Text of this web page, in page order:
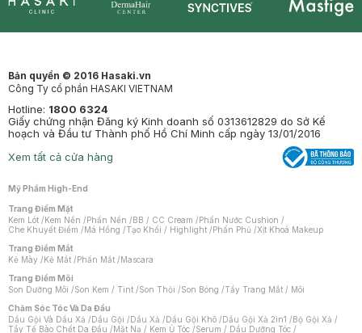
Bản quyền © 2016 Hasaki.vn
Công Ty cổ phần HASAKI VIETNAM
Hotline: 1800 6324
Giấy chứng nhận Đăng ký Kinh doanh số 0313612829 do Sở Kế
hoạch và Đầu tư Thành phố Hồ Chí Minh cấp ngày 13/01/2016
Xem tất cả cửa hàng
Mỹ Phẩm High-End
Trang Điểm Mặt
Kem Lót /Kem Nền /Phấn Nền /BB / CC Cream /Phấn Nước Cushion /
Che Khuyết Điểm /Má Hồng /Tạo Khối / Highlight /Phấn Phủ /Xịt Khoá Makeup
Trang Điểm Mắt
Kẻ Mày /Kẻ Mắt /Phấn Mắt /Mascara
Trang Điểm Môi
Son Dưỡng Môi /Son Kem / Tint /Son Thỏi /Son Bóng /Tẩy Trang Mắt / Môi
Chăm Sóc Tóc Và Da Đầu
Dầu Gội Và Dầu Xả /Dầu Gội /Dầu Xả /Dầu Gội Khô /Dầu Gội Xả 2in1 /Bộ Gội Xả /
Tẩy Tế Bào Chết Da Đầu /Mặt Nạ / Kem Ủ Tóc /Serum / Dầu Dưỡng Tóc /